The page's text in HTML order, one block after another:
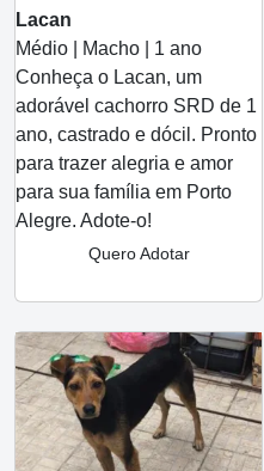
Lacan
Médio | Macho | 1 ano
Conheça o Lacan, um
adorável cachorro SRD de 1
ano, castrado e dócil. Pronto
para trazer alegria e amor
para sua família em Porto
Alegre. Adote-o!
Quero Adotar